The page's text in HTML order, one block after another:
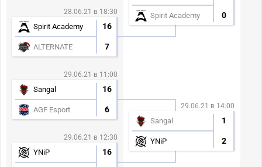
28.06.21 в 18:30
Spirit Academy 16
ALTERNATE 7
29.06.21 в 11:00
Sangal 16
AGF Esport 6
29.06.21 в 12:30
YNiP 16
Spirit Academy 0
29.06.21 в 14:00
Sangal 1
YNiP 2